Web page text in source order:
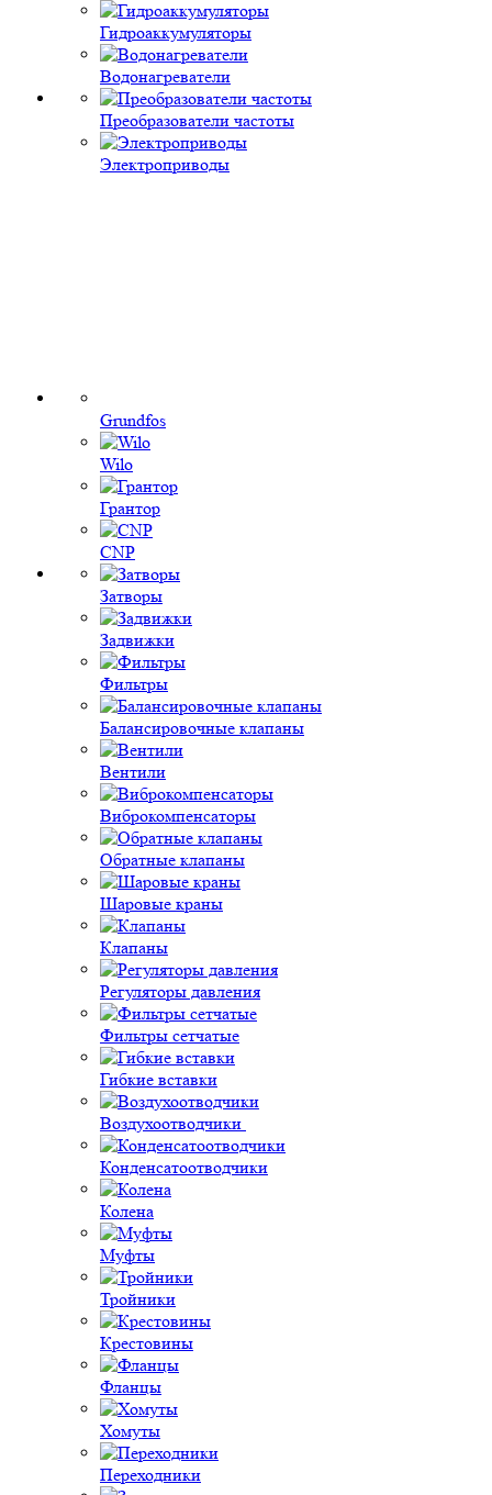
Гидроаккумуляторы
Водонагреватели
Преобразователи частоты
Электроприводы
Grundfos
Wilo
Грантор
CNP
Затворы
Задвижки
Фильтры
Балансировочные клапаны
Вентили
Виброкомпенсаторы
Обратные клапаны
Шаровые краны
Клапаны
Регуляторы давления
Фильтры сетчатые
Гибкие вставки
Воздухоотводчики
Конденсатоотводчики
Колена
Муфты
Тройники
Крестовины
Фланцы
Хомуты
Переходники